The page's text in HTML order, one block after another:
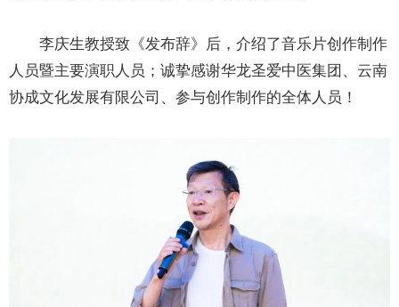
李庆生教授致《发布辞》后，介绍了音乐片创作制作
人员暨主要演职人员；诚挚感谢华龙圣爱中医集团、云南
协成文化发展有限公司、参与创作制作的全体人员！